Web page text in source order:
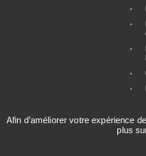
Afin d’améliorer votre expérience
plus